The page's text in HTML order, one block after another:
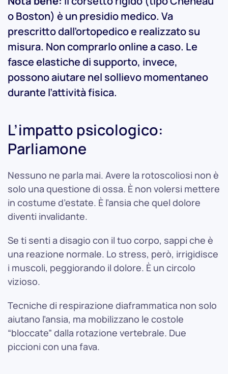
o Boston) è un presidio medico. Va
prescritto dall’ortopedico e realizzato su
misura. Non comprarlo online a caso. Le
fasce elastiche di supporto, invece,
possono aiutare nel sollievo momentaneo
durante l’attività fisica.
L’impatto psicologico:
Parliamone
Nessuno ne parla mai. Avere la rotoscoliosi non è
solo una questione di ossa. È non volersi mettere
in costume d’estate. È l’ansia che quel dolore
diventi invalidante.
Se ti senti a disagio con il tuo corpo, sappi che è
una reazione normale. Lo stress, però, irrigidisce
i muscoli, peggiorando il dolore. È un circolo
vizioso.
Tecniche di respirazione diaframmatica non solo
aiutano l’ansia, ma mobilizzano le costole
“bloccate” dalla rotazione vertebrale. Due
piccioni con una fava.